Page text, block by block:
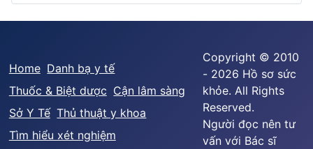
Home Danh bạ y tế
Thuốc & Biệt dược Cận lâm sàng
Sở Y Tế Thủ thuật y khoa
Tìm hiểu xét nghiệm
Copyright © 2010
- 2026 Hồ sơ sức
khỏe. All Rights
Reserved.
Người đọc nên tư
vấn với Bác sĩ